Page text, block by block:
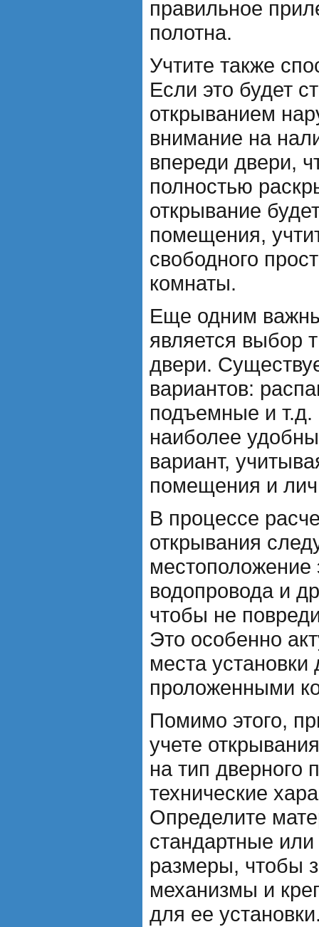
правильное
полотна.
Учтите также
Если это будет
открыванием
внимание на
впереди двери,
полностью
открывание
помещения,
свободного
комнаты.
Еще одним
является выбор
двери.
вариантов:
подъемные и
наиболее
вариант,
помещения и
В процессе
открывания
местоположение
водопровода и
чтобы не
Это особенно
места
проложенными
Помимо этого,
учете
на тип дверного
технические
Определите
стандартные
размеры, чтобы
механизмы и
для ее